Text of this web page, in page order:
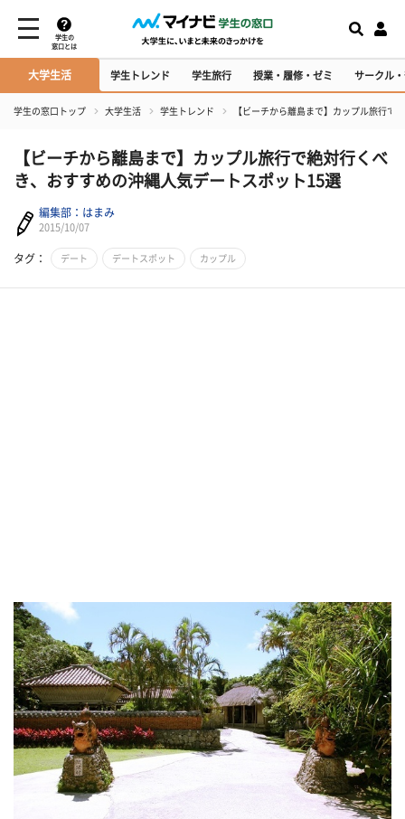
学生の
窓口とは
大学生活 学生トレンド 学生旅行 授業・履修・ゼミ サークル
学生の窓口トップ 大学生活 学生トレンド 【ビーチから離島まで】カップル旅行で
【ビーチから離島まで】カップル旅行で絶対行くべ
き、おすすめの沖縄人気デートスポット15選
編集部：はまみ
2015/10/07
タグ： デート デートスポット カップル